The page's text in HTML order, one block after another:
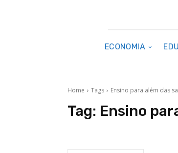
ECONOMIA
Home Tags Ensino para além das
Tag: Ensino